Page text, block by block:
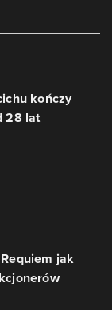
kończy
28 lat
jak